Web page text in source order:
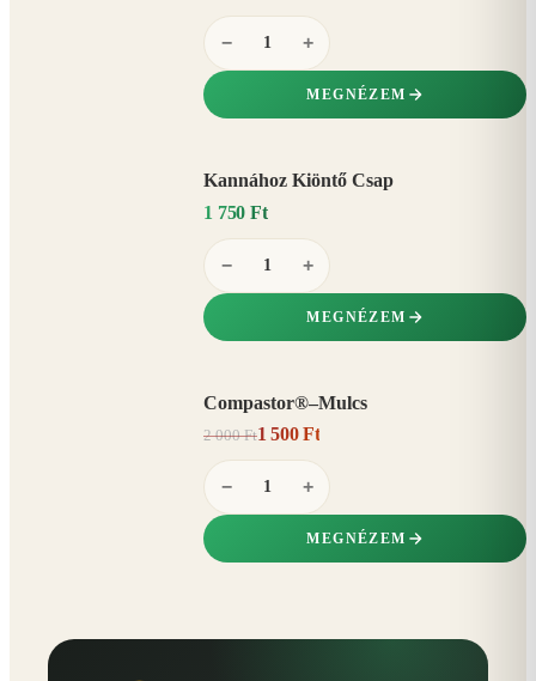
− +
MEGNÉZEM
Kannához Kiöntő Csap
1 750 Ft
− +
MEGNÉZEM
Compastor®–Mulcs
2 000 Ft1 500 Ft
− +
MEGNÉZEM